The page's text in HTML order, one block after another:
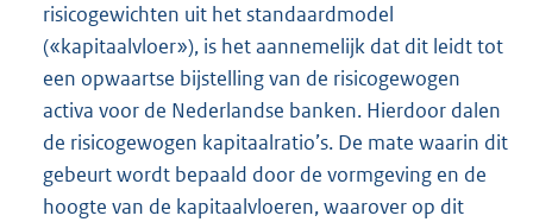
risicogewichten uit het standaardmodel
(«kapitaalvloer»), is het aannemelijk dat dit leidt tot
een opwaartse bijstelling van de risicogewogen
activa voor de Nederlandse banken. Hierdoor dalen
de risicogewogen kapitaalratio’s. De mate waarin dit
gebeurt wordt bepaald door de vormgeving en de
hoogte van de kapitaalvloeren, waarover op dit